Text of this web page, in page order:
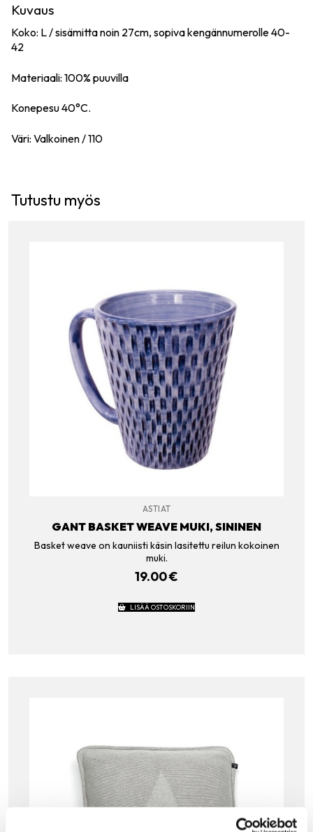
Kuvaus
Koko: L / sisämitta noin 27cm, sopiva kengännumerolle 40-
42
Materiaali: 100% puuvilla
Konepesu 40°C.
Väri: Valkoinen / 110
Tutustu myös
ASTIAT
GANT BASKET WEAVE MUKI, SININEN
Basket weave on kauniisti käsin lasitettu reilun kokoinen
muki.
19.00€
LISÄÄ OSTOSKORIIN